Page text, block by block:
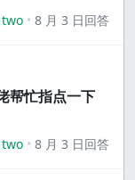
two 8 月 3 日回答
帮忙指点一下
two 8 月 3 日回答